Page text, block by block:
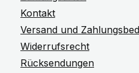
Kontakt
Versand und
Widerrufsrecht
Rücksendungen